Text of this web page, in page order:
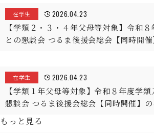
在学生 2026.04.23
【学類２・３・４年父母等対象】令和
との懇談会 つるま後援会総会【同時開
在学生 2026.04.23
【学類１年父母等対象】令和８年度学
懇談会 つるま後援会総会【同時開催】
もっと見る